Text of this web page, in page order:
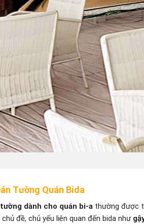
Tường Quán Bida
dành cho quán bi-a thường được
đề, chủ yếu liên quan đến bida như